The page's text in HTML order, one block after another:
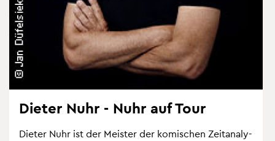
Die­ter Nuhr - Nuhr auf Tour
Die­ter Nuhr ist der Meis­ter der ko­mi­schen Zeit­ana­ly­